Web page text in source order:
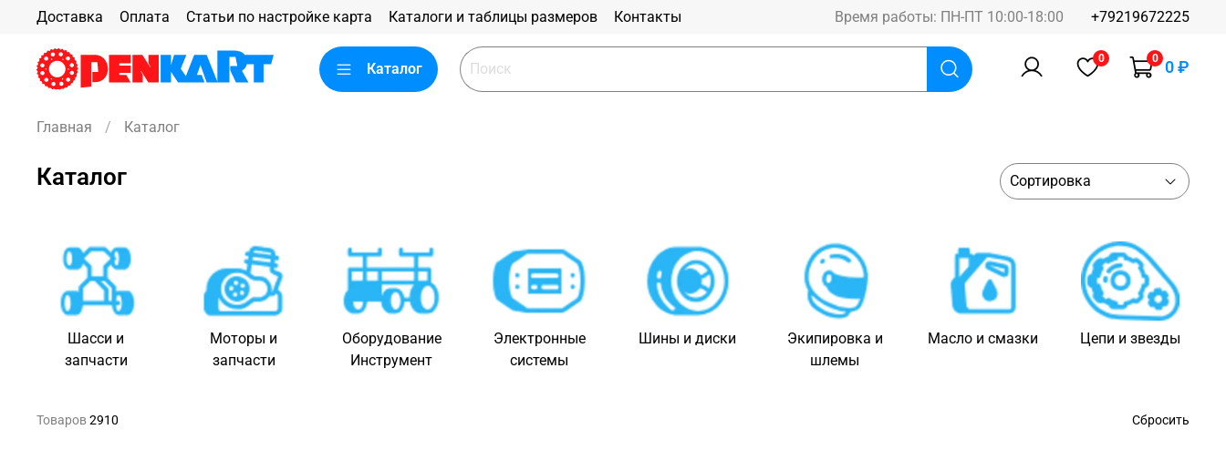
Доставка Оплата Статьи по настройке карта Каталоги и таблицы размеров Контакты Время работы: ПН-ПТ 10:00-18:00 +79219672225
Каталог
0 0 0 ₽
Главная Каталог
Каталог
Шасси и
запчасти
Моторы и
запчасти
Оборудование
Инструмент
Электронные
системы
Шины и диски
Экипировка и
шлемы
Масло и смазки Цепи и звезды
Товаров2910 Сбросить